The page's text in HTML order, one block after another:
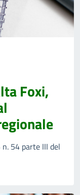
Foxi,
54 parte III del